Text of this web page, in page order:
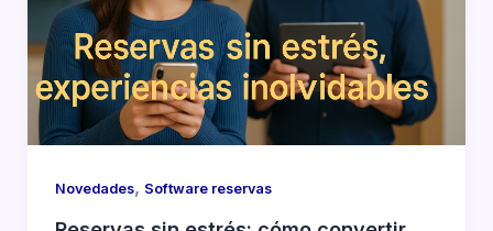
Novedades, Software reservas